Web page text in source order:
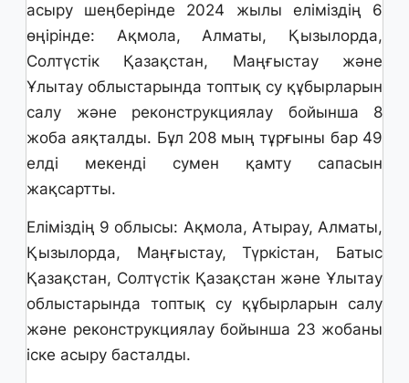
асыру шеңберінде 2024 жылы еліміздің 6
өңірінде: Ақмола, Алматы, Қызылорда,
Солтүстік Қазақстан, Маңғыстау және
Ұлытау облыстарында топтық су құбырларын
салу және реконструкциялау бойынша 8
жоба аяқталды. Бұл 208 мың тұрғыны бар 49
елді мекенді сумен қамту сапасын
жақсартты.
Еліміздің 9 облысы: Ақмола, Атырау, Алматы,
Қызылорда, Маңғыстау, Түркістан, Батыс
Қазақстан, Солтүстік Қазақстан және Ұлытау
облыстарында топтық су құбырларын салу
және реконструкциялау бойынша 23 жобаны
іске асыру басталды.